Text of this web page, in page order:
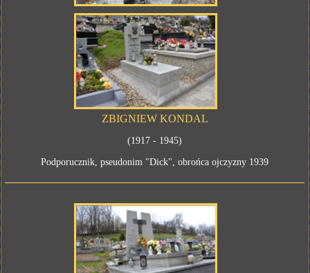
ZBIGNIEW KONDAL
(1917 - 1945)
Podporucznik, pseudonim "Dick", obrońca ojczyzny 1939